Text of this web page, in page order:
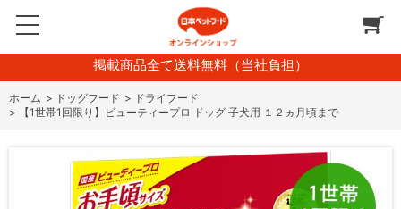
掲載商品全て送料無料（当社負担）
ホーム > ドッグフード > ドライフード
>
【1世帯1回限り】ビューティープロ ドッグ 子犬用 １２ヵ月頃まで